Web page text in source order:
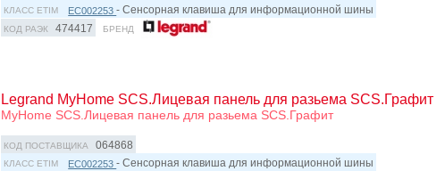
КЛАСС ETIM EC002253- Сенсорная клавиша для информационной шины
КОД РАЭК 474417 БРЕНД
Legrand MyHome SCS.Лицевая панель для разьема SCS.Графит
MyHome SCS.Лицевая панель для разьема SCS.Графит
КОД ПОСТАВЩИКА 064868
КЛАСС ETIM EC002253- Сенсорная клавиша для информационной шины